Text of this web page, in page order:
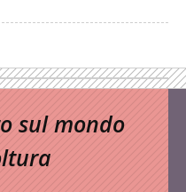
sul mondo